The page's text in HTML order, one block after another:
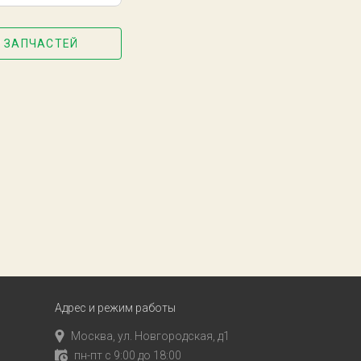
Адрес и режим работы
Москва, ул. Новгородская, д1
пн-пт с 9:00 до 18:00